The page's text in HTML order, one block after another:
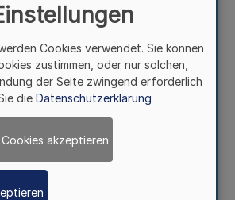
und Nachrufe für verstorbene
d. Innenministeriums
Cookies verwendet. Sie können
zustimmen, oder nur solchen,
der Seite zwingend erforderlich
die Datenschutzerklärung
akzeptieren